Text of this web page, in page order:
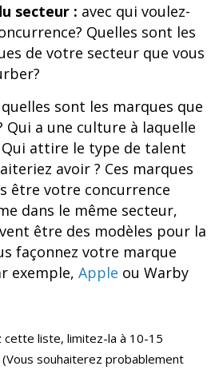
secteur : avec qui voulez-
Quelles sont les
de votre secteur que vous
quelles sont les marques que
Qui a une culture à laquelle
Qui attire le type de talent
avoir ? Ces marques
être votre concurrence
dans le même secteur,
être des modèles pour la
façonnez votre marque
exemple, Apple ou Warby
cette liste, limitez-la à 10-15
souhaiterez probablement